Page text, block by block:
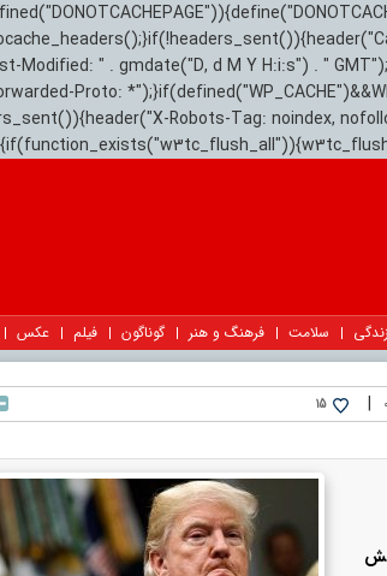
Modified: " . gmdate("D, d M Y H:i:s") . "
Proto:
Robots-Tag: noindex,
سلامت فرهنگ و هنر گوناگون فیلم عکس
|
15